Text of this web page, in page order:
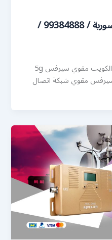
رقم مقوي شبكة 5g المنصورية / 99384888 /
رقم مقوي شبكة 5g المنصورية الكويت مقوي سيرفس 5g
مقوي شبكة اتصال